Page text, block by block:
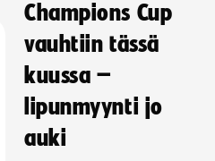
Champions Cup
vauhtiin tässä
kuussa –
lipunmyynti jo
auki